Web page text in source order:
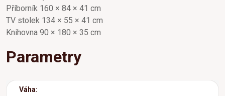
Příborník 160 × 84 × 41 cm
TV stolek 134 × 55 × 41 cm
Knihovna 90 × 180 × 35 cm
Parametry
Váha: